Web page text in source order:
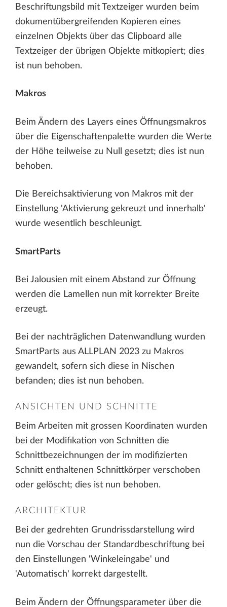
Beschriftungsbild mit Textzeiger wurden beim
dokumentübergreifenden Kopieren eines
einzelnen Objekts über das Clipboard alle
Textzeiger der übrigen Objekte mitkopiert; dies
ist nun behoben.
Makros
Beim Ändern des Layers eines Öffnungsmakros
über die Eigenschaftenpalette wurden die Werte
der Höhe teilweise zu Null gesetzt; dies ist nun
behoben.
Die Bereichsaktivierung von Makros mit der
Einstellung 'Aktivierung gekreuzt und innerhalb'
wurde wesentlich beschleunigt.
SmartParts
Bei Jalousien mit einem Abstand zur Öffnung
werden die Lamellen nun mit korrekter Breite
erzeugt.
Bei der nachträglichen Datenwandlung wurden
SmartParts aus ALLPLAN 2023 zu Makros
gewandelt, sofern sich diese in Nischen
befanden; dies ist nun behoben.
ANSICHTEN UND SCHNITTE
Beim Arbeiten mit grossen Koordinaten wurden
bei der Modifikation von Schnitten die
Schnittbezeichnungen der im modifizierten
Schnitt enthaltenen Schnittkörper verschoben
oder gelöscht; dies ist nun behoben.
ARCHITEKTUR
Bei der gedrehten Grundrissdarstellung wird
nun die Vorschau der Standardbeschriftung bei
den Einstellungen 'Winkeleingabe' und
'Automatisch' korrekt dargestellt.
Beim Ändern der Öffnungsparameter über die